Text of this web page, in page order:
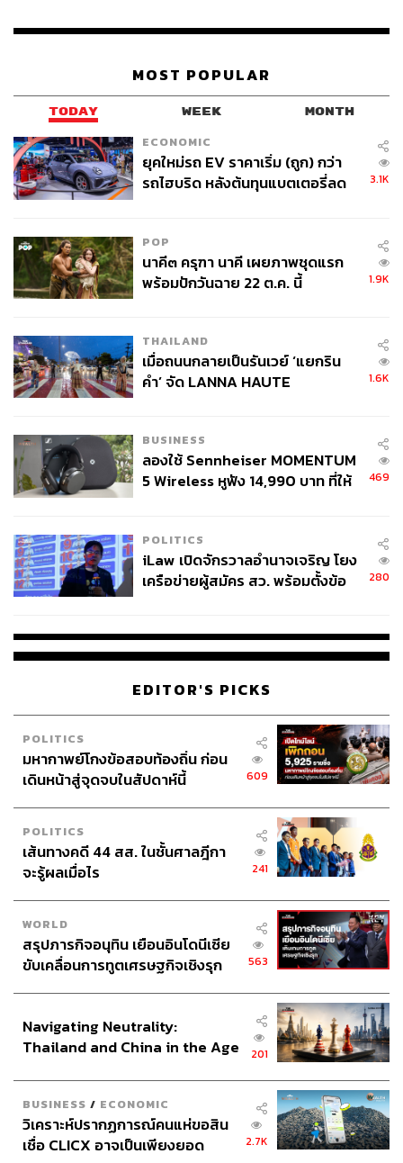
ABOUT THE AUTHOR
THE STANDARD POP TEAM
ALL THINGS THAT SHAPE AND SHIFT
CULTURE. Instagram / Facebook / Twitter :
MOST POPULAR
TODAY WEEK MONTH
ECONOMIC
ยุคใหม่รถ EV ราคาเริ่ม (ถูก) กว่า
รถไฮบริด หลังต้นทุนแบตเตอรี่ลด
3.1K
POP
นาคี๓ ครุฑา นาคี เผยภาพชุดแรก
พร้อมปักวันฉาย 22 ต.ค. นี้
1.9K
THAILAND
เมื่อถนนกลายเป็นรันเวย์ ‘แยกริน
คำ’ จัด LANNA HAUTE
1.6K
BUSINESS
ลองใช้ Sennheiser MOMENTUM
5 Wireless หูฟัง 14,990 บาท ที่ให้
469
POLITICS
iLaw เปิดจักรวาลอำนาจเจริญ โยง
เครือข่ายผู้สมัคร สว. พร้อมตั้งข้อ
280
EDITOR'S PICKS
POLITICS
มหากาพย์โกงข้อสอบท้องถิ่น ก่อน
เดินหน้าสู่จุดจบในสัปดาห์นี้
609
POLITICS
เส้นทางคดี 44 สส. ในชั้นศาลฎีกา
จะรู้ผลเมื่อไร
241
WORLD
สรุปภารกิจอนุทิน เยือนอินโดนีเซีย
ขับเคลื่อนการทูตเศรษฐกิจเชิงรุก
563
Navigating Neutrality:
Thailand and China in the Age
201
BUSINESS / ECONOMIC
วิเคราะห์ปรากฏการณ์คนแห่ขอสิน
เชื่อ CLICX อาจเป็นเพียงยอด
2.7K